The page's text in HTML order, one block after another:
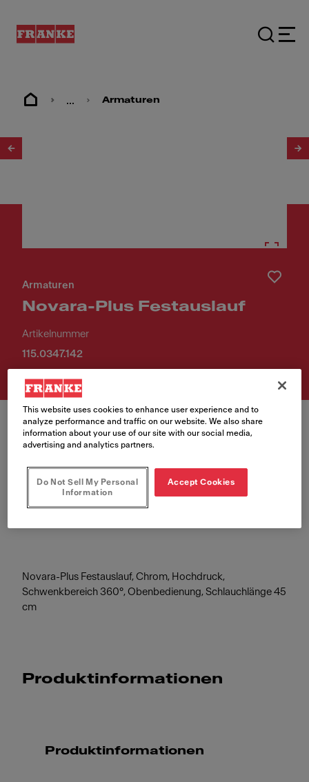
... Armaturen
Armaturen
Novara-Plus Festauslauf
Artikelnummer
115.0347.142
Farbe
Chrom
Novara-Plus Festauslauf, Chrom, Hochdruck,
Schwenkbereich 360°, Obenbedienung, Schlauchlänge 45
cm
Produktinformationen
Produktinformationen
This website uses cookies to enhance user experience and to
analyze performance and traffic on our website. We also share
information about your use of our site with our social media,
advertising and analytics partners.
Do Not Sell My Personal
Information
Accept Cookies